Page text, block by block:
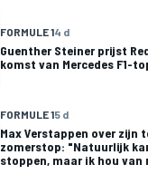
FORMULE 14 d
Guenther Steiner prijst
komst van Mercedes F1-
FORMULE 15 d
Max Verstappen over zijn
zomerstop: "Natuurlijk
stoppen, maar ik hou van